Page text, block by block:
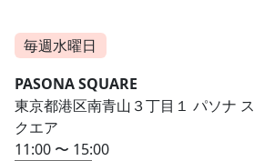
毎週水曜日
PASONA SQUARE
東京都港区南青山３丁目１ パソナ ス
クエア
11:00 〜 15:00